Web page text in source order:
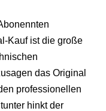
Kauf ist die große
das Original
professionellen
hinkt der